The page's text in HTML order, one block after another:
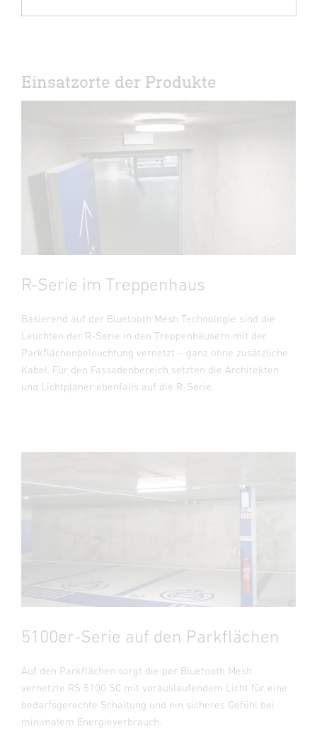
Einsatzorte der Produkte
R-Serie im Treppenhaus
Basierend auf der Bluetooth Mesh Technologie sind die
Leuchten der R-Serie in den Treppenhäusern mit der
Parkflächenbeleuchtung vernetzt – ganz ohne zusätzliche
Kabel. Für den Fassadenbereich setzten die Architekten
und Lichtplaner ebenfalls auf die R-Serie.
5100er-Serie auf den Parkflächen
Auf den Parkflächen sorgt die per Bluetooth Mesh
vernetzte RS 5100 SC mit vorauslaufendem Licht für eine
bedarfsgerechte Schaltung und ein sicheres Gefühl bei
minimalem Energieverbrauch.